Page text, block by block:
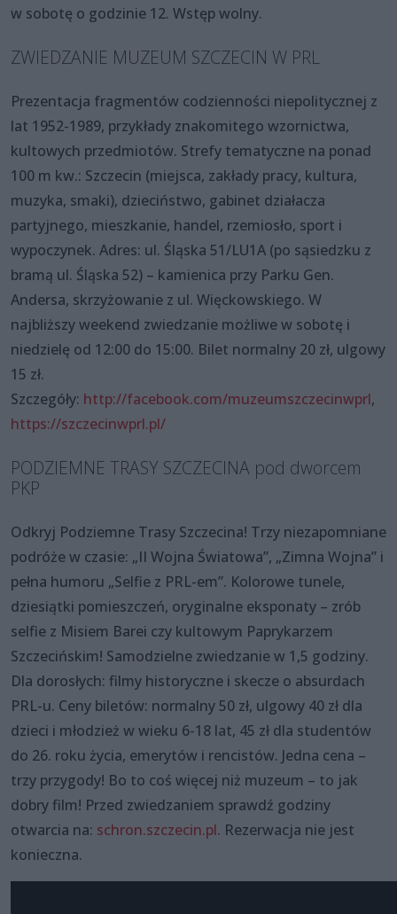
w sobotę o godzinie 12. Wstęp wolny.
ZWIEDZANIE MUZEUM SZCZECIN W PRL
Prezentacja fragmentów codzienności niepolitycznej z
lat 1952-1989, przykłady znakomitego wzornictwa,
kultowych przedmiotów. Strefy tematyczne na ponad
100 m kw.: Szczecin (miejsca, zakłady pracy, kultura,
muzyka, smaki), dzieciństwo, gabinet działacza
partyjnego, mieszkanie, handel, rzemiosło, sport i
wypoczynek. Adres: ul. Śląska 51/LU1A (po sąsiedzku z
bramą ul. Śląska 52) – kamienica przy Parku Gen.
Andersa, skrzyżowanie z ul. Więckowskiego. W
najbliższy weekend zwiedzanie możliwe w sobotę i
niedzielę od 12:00 do 15:00. Bilet normalny 20 zł, ulgowy
15 zł.
Szczegóły: http://facebook.com/muzeumszczecinwprl,
https://szczecinwprl.pl/
PODZIEMNE TRASY SZCZECINA pod dworcem
PKP
Odkryj Podziemne Trasy Szczecina! Trzy niezapomniane
podróże w czasie: „II Wojna Światowa”, „Zimna Wojna” i
pełna humoru „Selfie z PRL-em”. Kolorowe tunele,
dziesiątki pomieszczeń, oryginalne eksponaty – zrób
selfie z Misiem Barei czy kultowym Paprykarzem
Szczecińskim! Samodzielne zwiedzanie w 1,5 godziny.
Dla dorosłych: filmy historyczne i skecze o absurdach
PRL-u. Ceny biletów: normalny 50 zł, ulgowy 40 zł dla
dzieci i młodzież w wieku 6-18 lat, 45 zł dla studentów
do 26. roku życia, emerytów i rencistów. Jedna cena –
trzy przygody! Bo to coś więcej niż muzeum – to jak
dobry film! Przed zwiedzaniem sprawdź godziny
otwarcia na: schron.szczecin.pl. Rezerwacja nie jest
konieczna.